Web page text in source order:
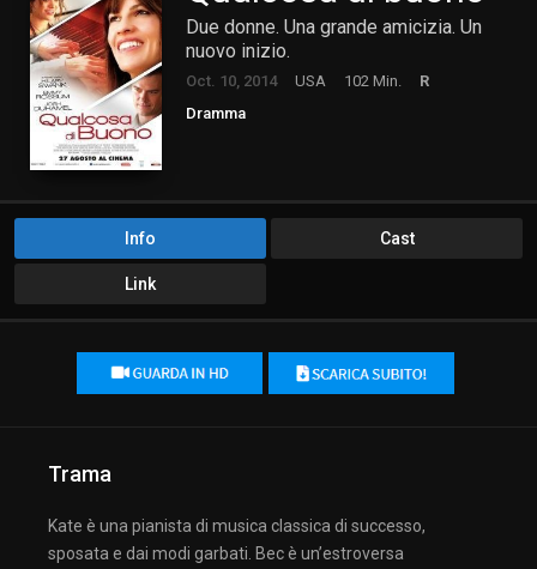
Due donne. Una grande amicizia. Un
nuovo inizio.
Oct. 10, 2014 USA 102 Min.
R
Dramma
Info Cast
Link
Trama
Kate è una pianista di musica classica di successo,
sposata e dai modi garbati. Bec è un’estroversa